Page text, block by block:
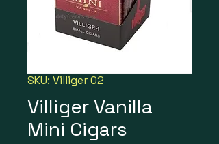
SKU: Villiger 02
Villiger Vanilla
Mini Cigars